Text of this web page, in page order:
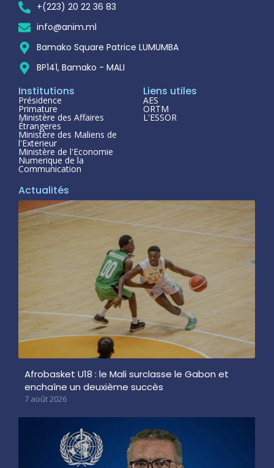
+(223) 20 22 36 83
info@anim.ml
Bamako Square Patrice LUMUMBA
BP141, Bamako - MALI
Institutions
Présidence
Primature
Ministère des Affaires
Étrangeres
Ministère des Maliens de
l'Exterieur
Ministère de l'Economie
Numerique de la
Communication
Liens utiles
AES
ORTM
L'ESSOR
Actualités
Afrobasket U18 : le Mali surclasse le Gabon et
enchaîne un deuxième succès
7 août 2026